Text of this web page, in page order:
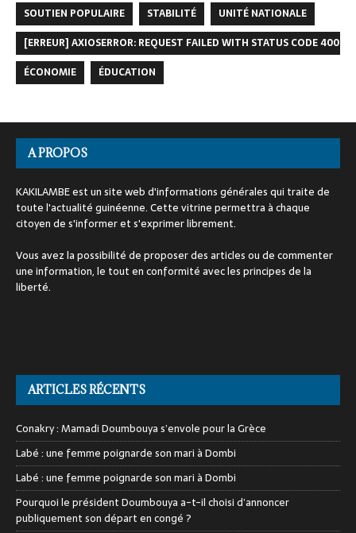
SOUTIEN POPULAIRE
STABILITÉ
UNITÉ NATIONALE
[ERREUR] AXIOSERROR: REQUEST FAILED WITH STATUS CODE 400
ÉCONOMIE
ÉDUCATION
A PROPOS
KAKILAMBE est un site web d'informations générales qui traite de
toute l'actualité guinéenne. Cette vitrine permettra à chaque
citoyen de s'informer et s'exprimer librement.
Vous avez la possibilité de proposer des articles ou de commenter
une information, le tout en conformité avec les principes de la
liberté.
ARTICLES RÉCENTS
Conakry : Mamadi Doumbouya s’envole pour la Grèce
Labé : une femme poignarde son mari à Dombi
Labé : une femme poignarde son mari à Dombi
Pourquoi le président Doumbouya a-t-il choisi d’annoncer
publiquement son départ en congé ?